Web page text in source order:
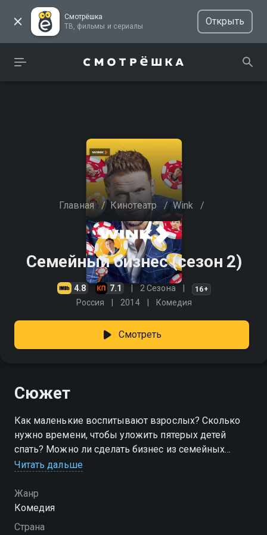
Смотрёшка
ТВ, фильмы и сериалы
Открыть
Главная / Кинотеатр / Wink /
Семейный бизнес (сезон 2)
4.8 7.1 2 Сезона 16+
Россия 2014 Комедия
Смотреть
Сюжет
Как маленькие воспитывают взрослых? Сколько
нужно времени, чтобы уложить пятерых детей
спать? Можно ли сделать бизнес из семейных
отношений?
Посмотреть онлайн 2 сезон сериала Семейный
бизнес вы можете совершенно бесплатно в
хорошем HD качестве на Смотрёшке
Читать дальше
Жанр
Комедия
Страна